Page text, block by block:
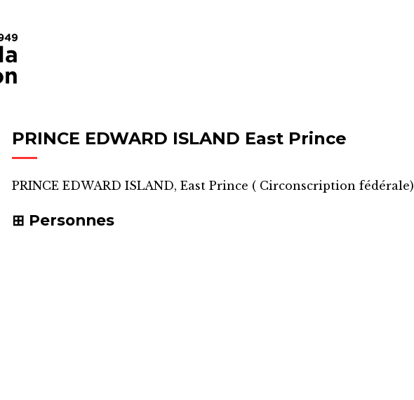
PRINCE EDWARD ISLAND East Prince
PRINCE EDWARD ISLAND, East Prince ( Circonscription fédérale)
Personnes